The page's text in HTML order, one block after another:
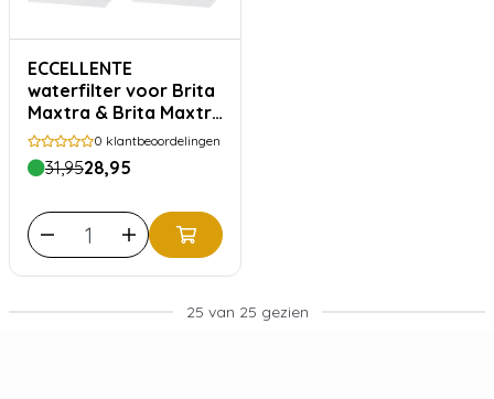
ECCELLENTE
waterfilter voor Brita
Maxtra & Brita Maxtra
Pro - 8 stuks
voordeelverpakking
0 klantbeoordelingen
31,9528,95
25 van 25 gezien